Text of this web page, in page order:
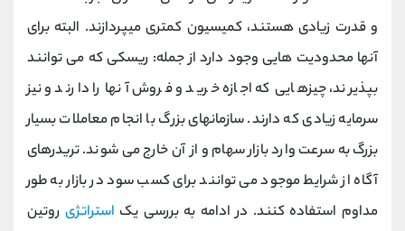
و قدرت زیادی هستند، کمیسیون کمتری میپردازند. البته برای
آنها محدودیت هایی وجود دارد از جمله: ریسکی که می توانند
بپذیرند، چیزهایی که اجازه خرید و فروش آنها را دارند و نیز
سرمایه زیادی که دارند. سازمانهای بزرگ با انجام معاملات بسیار
بزرگ به سرعت وارد بازار سهام و از آن خارج می شوند. تریدرهای
آگاه از شرایط موجود می توانند برای کسب سود در بازار به طور
مداوم استفاده کنند. در ادامه به بررسی یک استراتژی روتین